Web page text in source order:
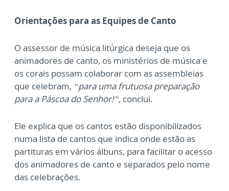
Orientações para as Equipes de Canto
O assessor de música litúrgica deseja que os
animadores de canto, os ministérios de música e
os corais possam colaborar com as assembleias
que celebram, “para uma frutuosa preparação
para a Páscoa do Senhor!”, conclui.
Ele explica que os cantos estão disponibilizados
numa lista de cantos que indica onde estão as
partituras em vários álbuns, para facilitar o acesso
dos animadores de canto e separados pelo nome
das celebrações.